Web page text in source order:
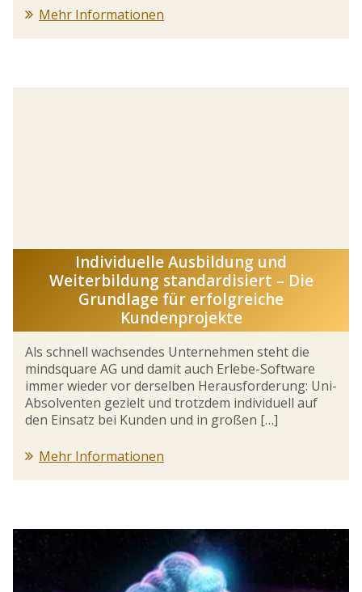
Mehr Informationen
Individuelle Ausbildung und
Weiterbildung standardisiert – Die
Grundlage für erfolgreiche
Kundenprojekte
Als schnell wachsendes Unternehmen steht die
mindsquare AG und damit auch Erlebe-Software
immer wieder vor derselben Herausforderung: Uni-
Absolventen gezielt und trotzdem individuell auf
den Einsatz bei Kunden und in großen […]
Mehr Informationen